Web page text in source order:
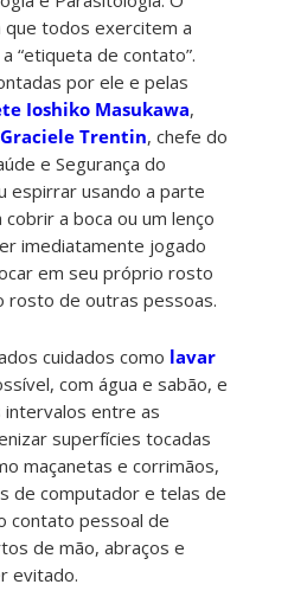
todos exercitem a
“etiqueta de contato”.
por ele e pelas
Ioshiko Masukawa,
Graciele Trentin, chefe do
e Segurança do
espirrar usando a parte
a boca ou um lenço
imediatamente jogado
em seu próprio rosto
rosto de outras pessoas.
cuidados como lavar
com água e sabão, e
intervalos entre as
superfícies tocadas
maçanetas e corrimãos,
de computador e telas de
contato pessoal de
de mão, abraços e
evitado.